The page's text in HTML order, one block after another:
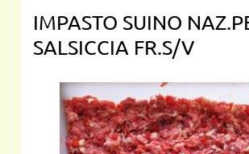
IMPASTO SUINO
SALSICCIA FR.S/V